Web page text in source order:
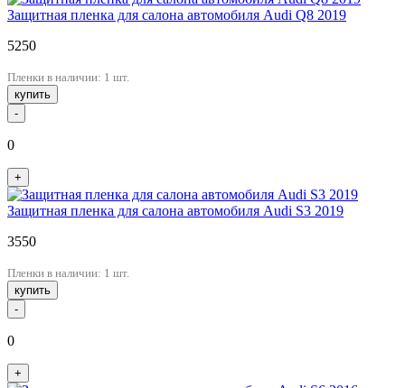
Защитная пленка для салона автомобиля Audi Q8 2019
5250
Пленки в наличии: 1 шт.
купить
-
0
+
Защитная пленка для салона автомобиля Audi S3 2019
3550
Пленки в наличии: 1 шт.
купить
-
0
+